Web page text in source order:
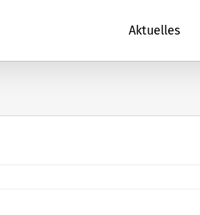
Aktuelles